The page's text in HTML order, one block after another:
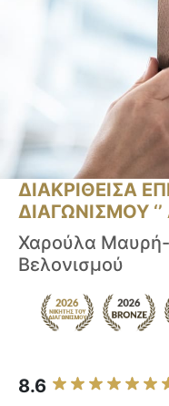
ΔΙΑΚΡΙΘΕΙΣΑ
ΔΙΑΓΩΝΙΣΜΟΥ ‘’
Χαρούλα Μαυρή-
Βελονισμού
8.6